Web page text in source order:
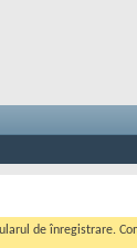
de înregistrare.